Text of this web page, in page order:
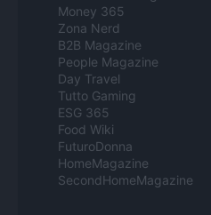
Money 365
Zona Nerd
B2B Magazine
People Magazine
Day Travel
Tutto Gaming
ESG 365
Food Wiki
FuturoDonna
HomeMagazine
SecondHomeMagazine